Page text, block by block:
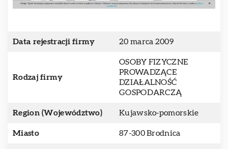
Data rejestracji firmy 20 marca 2009
Rodzaj firmy
OSOBY FIZYCZNE
PROWADZĄCE
DZIAŁALNOŚĆ
GOSPODARCZĄ
Region (Województwo) Kujawsko-pomorskie
Miasto 87-300 Brodnica